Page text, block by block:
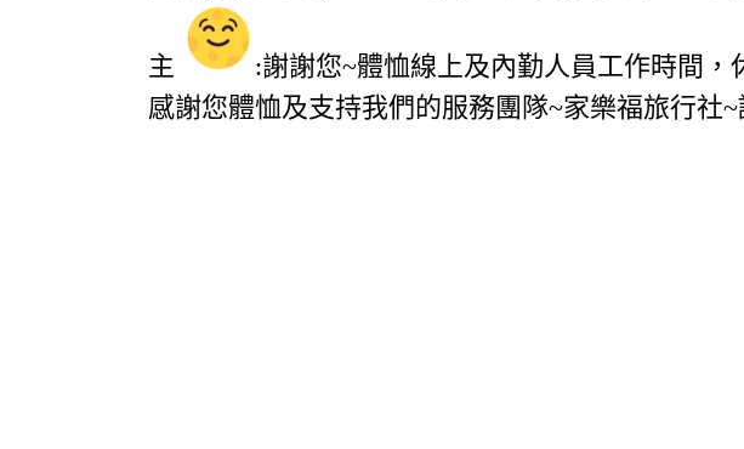
主
:謝謝您~體恤線上及內勤人員工作時間
感謝您體恤及支持我們的服務團隊~家樂福旅行社